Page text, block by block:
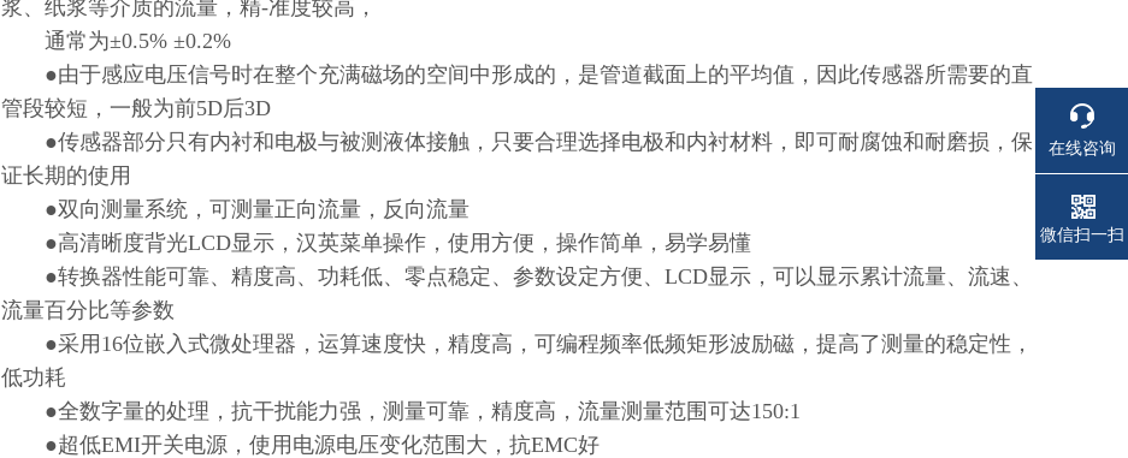
浆、纸浆等介质的流量，精-准度较高，
通常为±0.5% ±0.2%
●由于感应电压信号时在整个充满磁场的空间中形成的，是管道截面上的平均值，因此传感器所需要的直
管段较短，一般为前5D后3D
●传感器部分只有内衬和电极与被测液体接触，只要合理选择电极和内衬材料，即可耐腐蚀和耐磨损，保
证长期的使用
●双向测量系统，可测量正向流量，反向流量
●高清晰度背光LCD显示，汉英菜单操作，使用方便，操作简单，易学易懂
●转换器性能可靠、精度高、功耗低、零点稳定、参数设定方便、LCD显示，可以显示累计流量、流速、
流量百分比等参数
●采用16位嵌入式微处理器，运算速度快，精度高，可编程频率低频矩形波励磁，提高了测量的稳定性，
低功耗
●全数字量的处理，抗干扰能力强，测量可靠，精度高，流量测量范围可达150:1
●超低EMI开关电源，使用电源电压变化范围大，抗EMC好
在线咨询
微信扫一扫